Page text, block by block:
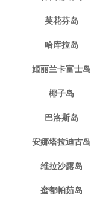
芙花芬岛
哈库拉岛
姬丽兰卡富士岛
椰子岛
巴洛斯岛
安娜塔拉迪古岛
维拉沙露岛
蜜都帕茹岛